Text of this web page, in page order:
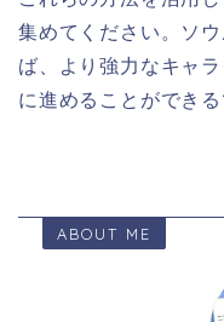
集めてください。ソ
ば、より強力なキャ
に進めることができる
ABOUT ME